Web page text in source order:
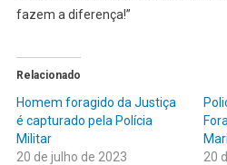
fazem a diferença!”
Relacionado
Homem foragido da Justiça
é capturado pela Polícia
Militar
20 de julho de 2023
20